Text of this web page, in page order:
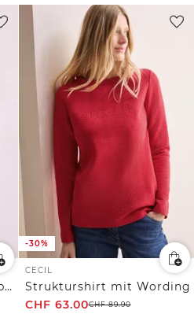
Langarm Shirt in Unifarbe mit Rollkragen
-30%
CECIL
Strukturshirt mit Wording
CHF 63.00CHF89.90